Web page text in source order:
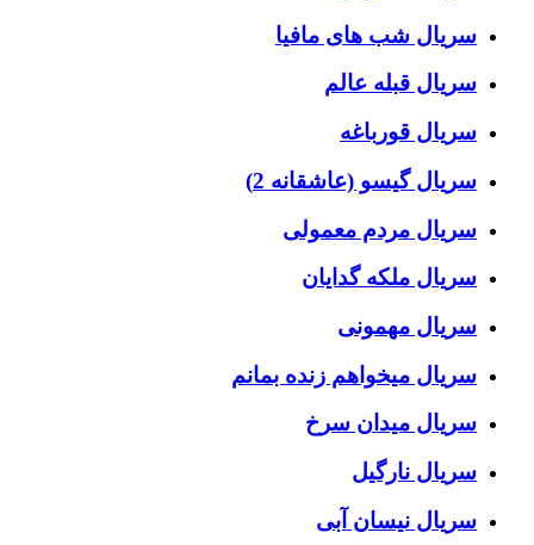
سریال شب های مافیا
سریال قبله عالم
سریال قورباغه
سریال گیسو (عاشقانه 2)
سریال مردم معمولی
سریال ملکه گدایان
سریال مهمونی
سریال میخواهم زنده بمانم
سریال میدان سرخ
سریال نارگیل
سریال نیسان آبی